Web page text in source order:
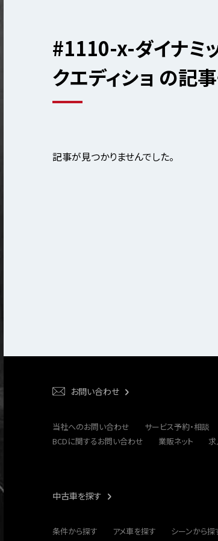
#1110-x-ダイナミ
クエディショ の記
記事が見つかりませんでした。
お問い合わせ
当社へのお問い合わせ サービス予約・相談
BCDに関するお問い合わせ
業販ネット
中古車を探す
条件から探す アメ車を探す シーンから探